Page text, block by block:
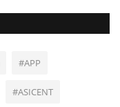
#APP
#ASICENT